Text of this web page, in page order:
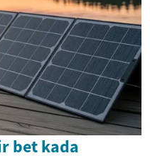
bet kada